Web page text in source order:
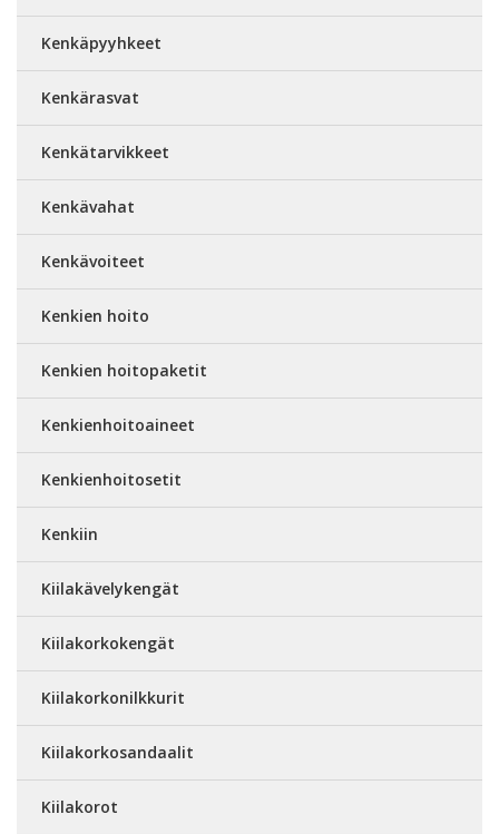
Kenkäpyyhkeet
Kenkärasvat
Kenkätarvikkeet
Kenkävahat
Kenkävoiteet
Kenkien hoito
Kenkien hoitopaketit
Kenkienhoitoaineet
Kenkienhoitosetit
Kenkiin
Kiilakävelykengät
Kiilakorkokengät
Kiilakorkonilkkurit
Kiilakorkosandaalit
Kiilakorot